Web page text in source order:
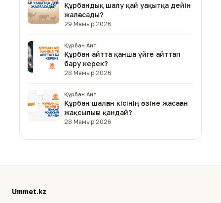
Құрбандық шалу қай уақытқа дейін
жалғасады?
29 Мамыр 2026
Құрбан Айт
Құрбан айтта қанша үйге айттап
бару керек?
28 Мамыр 2026
Құрбан Айт
Құрбан шалған кісінің өзіне жасаған
жақсылығы қандай?
28 Мамыр 2026
Ummet.kz